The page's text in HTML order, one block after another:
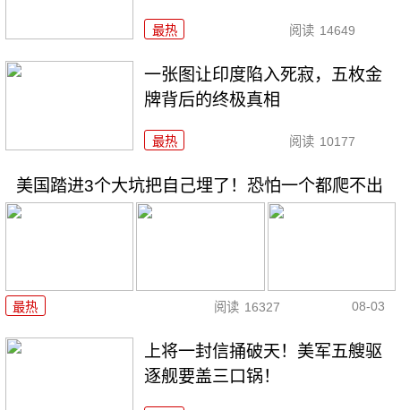
最热 阅读 14649
一张图让印度陷入死寂，五枚金
牌背后的终极真相
最热 阅读 10177
美国踏进3个大坑把自己埋了！恐怕一个都爬不出
最热 阅读 16327 08-03
上将一封信捅破天！美军五艘驱
逐舰要盖三口锅！